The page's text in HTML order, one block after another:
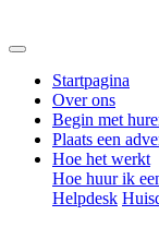
Startpagina
Over ons
Begin met
Plaats een
Hoe het werkt
Hoe huur ik
Helpdesk